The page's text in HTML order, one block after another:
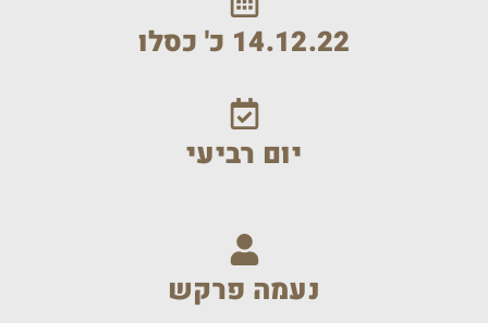
14.12.22 כ' כסלו
יום רביעי
נעמה פרקש